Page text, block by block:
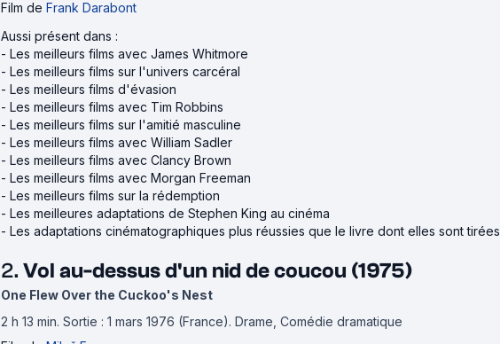
Film de Frank Darabont
Aussi présent dans :
- Les meilleurs films avec James Whitmore
- Les meilleurs films sur l'univers carcéral
- Les meilleurs films d'évasion
- Les meilleurs films avec Tim Robbins
- Les meilleurs films sur l'amitié masculine
- Les meilleurs films avec William Sadler
- Les meilleurs films avec Clancy Brown
- Les meilleurs films avec Morgan Freeman
- Les meilleurs films sur la rédemption
- Les meilleures adaptations de Stephen King au cinéma
- Les adaptations cinématographiques plus réussies que le livre dont elles sont tirées
2. Vol au-dessus d'un nid de coucou (1975)
One Flew Over the Cuckoo's Nest
2 h 13 min. Sortie : 1 mars 1976 (France). Drame, Comédie dramatique